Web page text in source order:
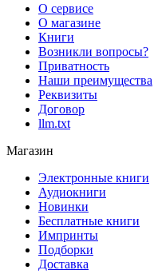
О сервисе
О магазине
Книги
Возникли вопросы?
Приватность
Наши преимущества
Реквизиты
Договор
llm.txt
Магазин
Электронные книги
Аудиокниги
Новинки
Бесплатные книги
Импринты
Подборки
Доставка